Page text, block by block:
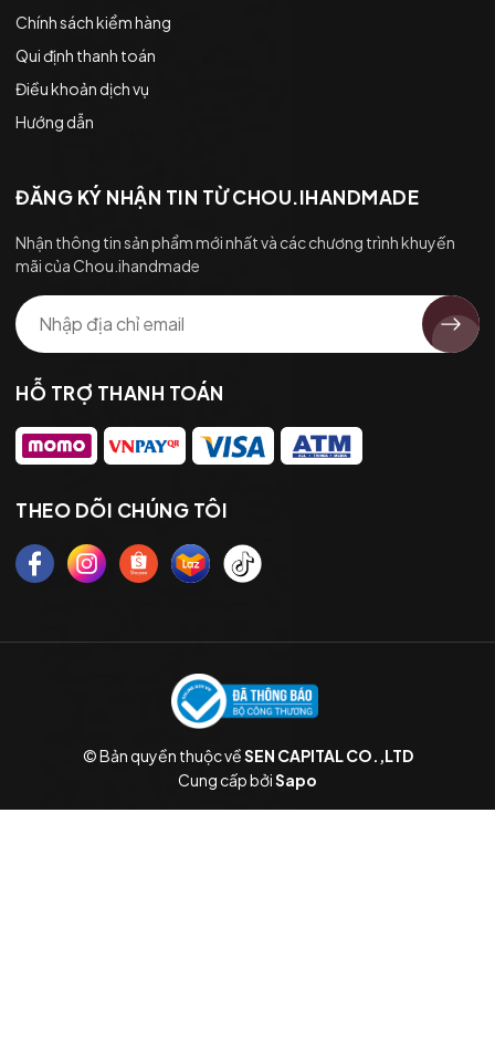
Chính sách kiểm hàng
Qui định thanh toán
Điều khoản dịch vụ
Hướng dẫn
ĐĂNG KÝ NHẬN TIN TỪ CHOU.IHANDMADE
Nhận thông tin sản phẩm mới nhất và các chương trình khuyến
mãi của Chou.ihandmade
HỖ TRỢ THANH TOÁN
THEO DÕI CHÚNG TÔI
© Bản quyền thuộc vềSEN CAPITAL CO.,LTD
Cung cấp bởiSapo